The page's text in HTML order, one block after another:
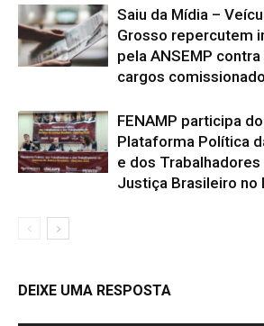
Saiu da Mídia –
Grosso repercutem
pela ANSEMP
cargos
FENAMP participa
Plataforma Política
e dos
Justiça Brasileiro no
DEIXE UMA RESPOSTA